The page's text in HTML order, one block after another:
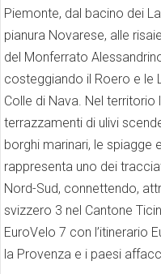
Piemonte, dal bacino dei
pianura Novarese, alle
del Monferrato
costeggiando il Roero e le
Colle di Nava. Nel
terrazzamenti di ulivi
borghi marinari, le spiagge
rappresenta uno dei
Nord-Sud, connettendo,
svizzero 3 nel Cantone
EuroVelo 7 con l’itinerario
la Provenza e i paesi